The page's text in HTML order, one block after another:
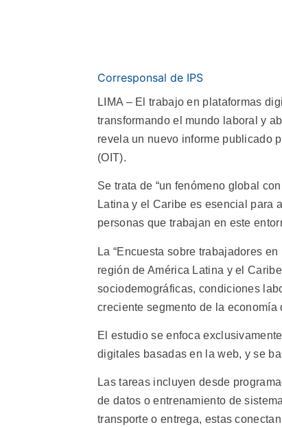
Corresponsal de IPS
LIMA – El trabajo en plataformas
transformando el mundo laboral y
revela un nuevo informe publicado
(OIT).
Se trata de “un fenómeno global
Latina y el Caribe es esencial para
personas que trabajan en este
La “Encuesta sobre trabajadores
región de América Latina y el
sociodemográficas, condiciones
creciente segmento de la economía
El estudio se enfoca
digitales basadas en la web, y se
Las tareas incluyen desde
de datos o entrenamiento de
transporte o entrega, estas